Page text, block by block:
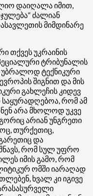
დაიღალა იმით,
ძალიან
მიმდინარე
თქვეს უკრაინის
ტრიბუნალის
უბრალოდ ტექნიკური
შიგნით და მის
გახლეჩის კიდევ
საყურადღებოა, რომ ამ
არა მხოლოდ უკვე
არიან უნგრეთი
თურქეთიც,
და
რომ სულ უფრო
იმის გამო, რომ
ომში იარაღად
ხვალ კი იგივე